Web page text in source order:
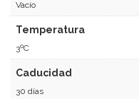
Vacío
Temperatura
3ºC
Caducidad
30 días